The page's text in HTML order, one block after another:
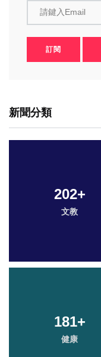
請鍵入Email
訂閱
新聞分類
202+
文教
181+
健康